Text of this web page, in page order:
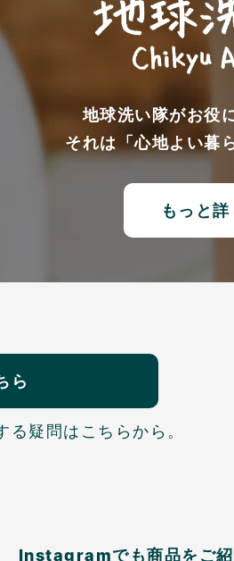
地球洗い隊がお役
それは「心地よい暮
もっと詳
ら
る疑問はこちらから。
Instagramでも商品を ご